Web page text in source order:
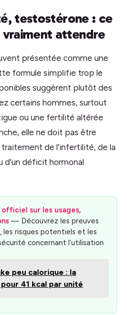
testostérone : ce
vraiment attendre
présentée comme une
formule simplifie trop le
suggèrent plutôt des
certains hommes, surtout
ou une fertilité altérée
elle ne doit pas être
de l’infertilité, de la
déficit hormonal
officiel sur les usages,
— Découvrez les preuves
les risques potentiels et les
concernant l’utilisation
peu calorique : la
41 kcal par unité